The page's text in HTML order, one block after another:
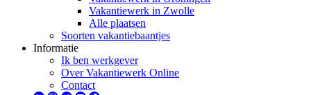
Vakantiewerk in Zwolle
Alle plaatsen
Soorten vakantiebaantjes
Informatie
Ik ben werkgever
Over Vakantiewerk Online
Contact